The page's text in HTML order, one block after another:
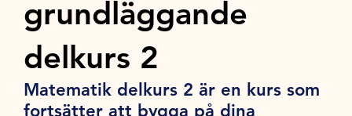
grundläggande
delkurs 2
Matematik delkurs 2 är en kurs som
fortsätter att bygga på dina